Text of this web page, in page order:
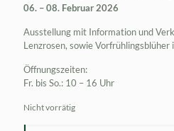
06. – 08. Februar 2026
Ausstellung mit Information und
Lenzrosen, sowie
Öffnungszeiten:
Fr. bis So.: 10 – 16 Uhr
Nicht vorrätig